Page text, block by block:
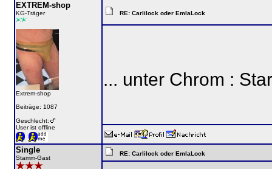
EXTREM-shop
KG-Träger
Extrem-shop
Beiträge: 1087
Geschlecht:
User ist offline
RE: Carlilock oder EmlaLock
... unter Chrom :
Single
Stamm-Gast
RE: Carlilock oder EmlaLock